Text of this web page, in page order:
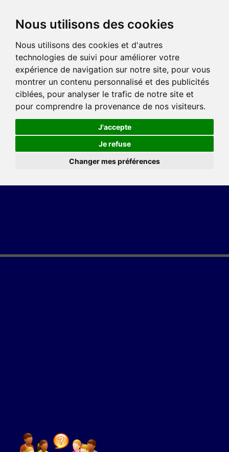
Nous utilisons des cookies
Nous utilisons des cookies et d'autres
technologies de suivi pour améliorer votre
expérience de navigation sur notre site, pour vous
montrer un contenu personnalisé et des publicités
ciblées, pour analyser le trafic de notre site et
pour comprendre la provenance de nos visiteurs.
J'accepte
Je refuse
Changer mes préférences